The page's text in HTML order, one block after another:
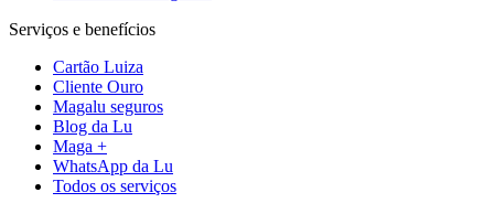
Serviços e benefícios
Cartão Luiza
Cliente Ouro
Magalu seguros
Blog da Lu
Maga +
WhatsApp da Lu
Todos os serviços